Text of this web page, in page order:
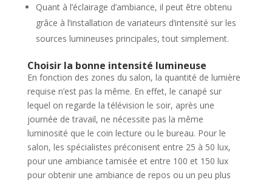
Quant à l’éclairage d’ambiance, il peut être obtenu
grâce à l’installation de variateurs d’intensité sur les
sources lumineuses principales, tout simplement.
Choisir la bonne intensité lumineuse
En fonction des zones du salon, la quantité de lumière
requise n’est pas la même. En effet, le canapé sur
lequel on regarde la télévision le soir, après une
journée de travail, ne nécessite pas la même
luminosité que le coin lecture ou le bureau. Pour le
salon, les spécialistes préconisent entre 25 à 50 lux,
pour une ambiance tamisée et entre 100 et 150 lux
pour obtenir une ambiance de repos ou un peu plus